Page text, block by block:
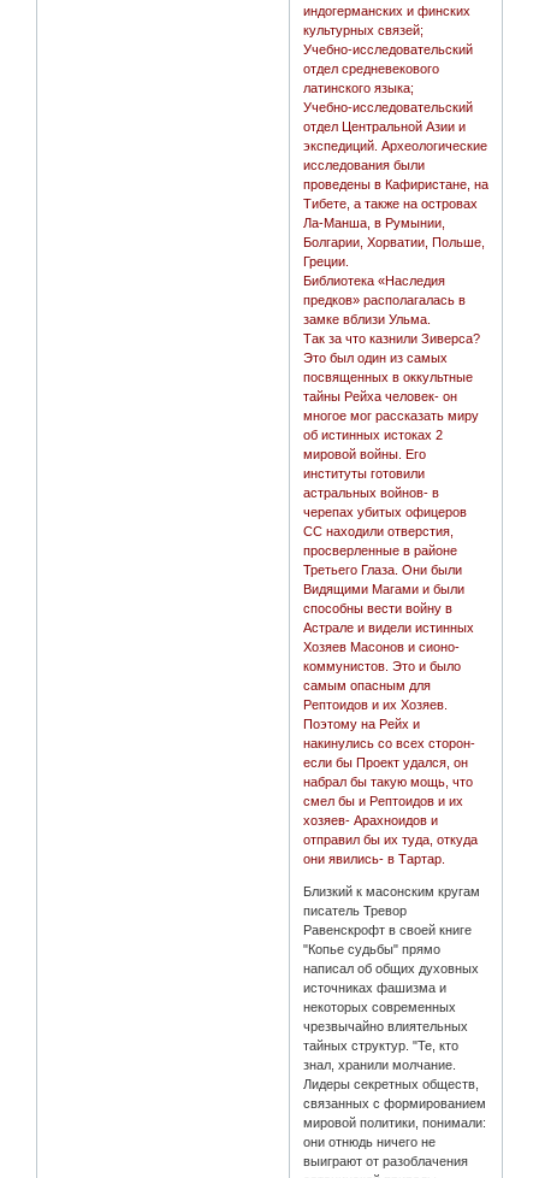
индогерманских и финских
культурных связей;
Учебно-исследовательский
отдел средневекового
латинского языка;
Учебно-исследовательский
отдел Центральной Азии и
экспедиций. Археологические
исследования были
проведены в Кафиристане, на
Тибете, а также на островах
Ла-Манша, в Румынии,
Болгарии, Хорватии, Польше,
Греции.
Библиотека «Наследия
предков» располагалась в
замке вблизи Ульма.
Так за что казнили Зиверса?
Это был один из самых
посвященных в оккультные
тайны Рейха человек- он
многое мог рассказать миру
об истинных истоках 2
мировой войны. Его
институты готовили
астральных войнов- в
черепах убитых офицеров
СС находили отверстия,
просверленные в районе
Третьего Глаза. Они были
Видящими Магами и были
способны вести войну в
Астрале и видели истинных
Хозяев Масонов и сионо-
коммунистов. Это и было
самым опасным для
Рептоидов и их Хозяев.
Поэтому на Рейх и
накинулись со всех сторон-
если бы Проект удался, он
набрал бы такую мощь, что
смел бы и Рептоидов и их
хозяев- Арахноидов и
отправил бы их туда, откуда
они явились- в Тартар.
Близкий к масонским кругам
писатель Тревор
Равенскрофт в своей книге
"Копье судьбы" прямо
написал об общих духовных
источниках фашизма и
некоторых современных
чрезвычайно влиятельных
тайных структур. "Те, кто
знал, хранили молчание.
Лидеры секретных обществ,
связанных с формированием
мировой политики, понимали:
они отнюдь ничего не
выиграют от разоблачения